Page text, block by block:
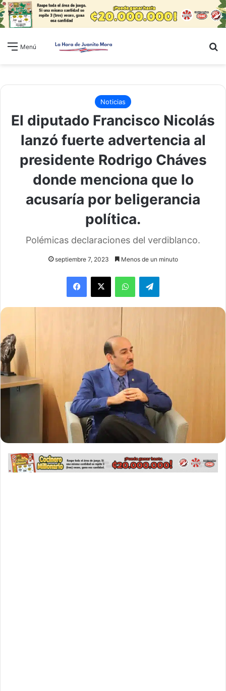
Menú
Noticias
El diputado Francisco Nicolás
lanzó fuerte advertencia al
presidente Rodrigo Cháves
donde menciona que lo
acusaría por beligerancia
política.
Polémicas declaraciones del verdiblanco.
septiembre 7, 2023 Menos de un minuto
WhatsAppTelegram